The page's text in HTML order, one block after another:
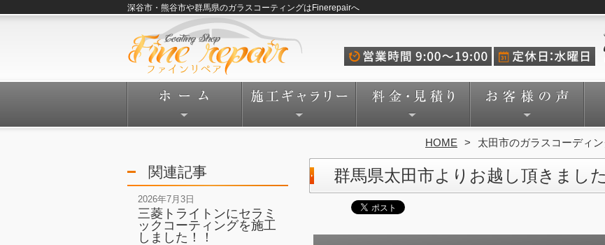
深谷市・熊谷市や群馬県のガラスコーティングはFinerepairへ
HOME 太田市のガラスコーディ
関連記事
2026年7月3日
三菱トライトンにセラミ
ックコーティングを施工
しました！！
群馬県太田市よりお越し頂きました